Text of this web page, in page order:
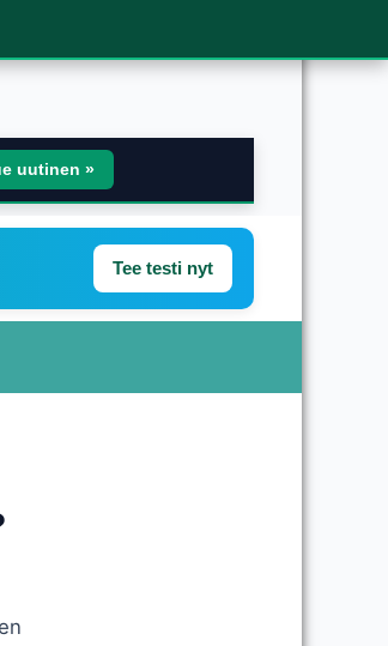
uutinen »
Tee testi nyt